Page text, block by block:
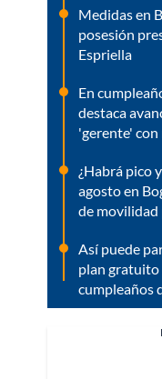
Medidas en
posesión
Espriella
En
destaca
'gerente'
¿Habrá pico
agosto en
de
Así puede
plan gratuito
cumpleaños